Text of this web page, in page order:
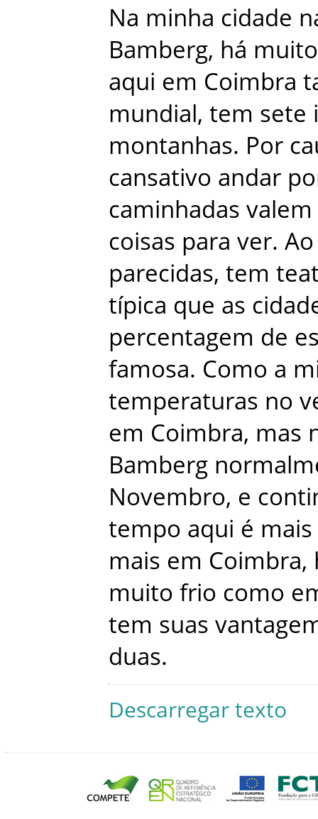
Na minha cidade
Bamberg, há
aqui em Coimbra
mundial, tem sete
montanhas. Por
cansativo andar
caminhadas valem
coisas para ver. Ao
parecidas, tem
típica que as
percentagem de
famosa. Como a
temperaturas no
em Coimbra, mas
Bamberg
Novembro, e
tempo aqui é mais
mais em Coimbra,
muito frio como
tem suas
duas.
Descarregar texto